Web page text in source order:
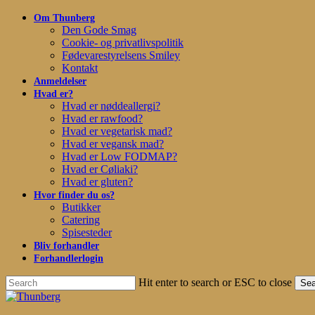
Skip
Om Thunberg
Den Gode Smag
Cookie- og privatlivspolitik
Fødevarestyrelsens Smiley
Kontakt
Anmeldelser
Hvad er?
Hvad er nøddeallergi?
Hvad er rawfood?
Hvad er vegetarisk mad?
Hvad er vegansk mad?
Hvad er Low FODMAP?
Hvad er Cøliaki?
Hvad er gluten?
Hvor finder du os?
Butikker
Catering
Spisesteder
Bliv forhandler
Forhandlerlogin
Hit enter to search or ESC to close
Close